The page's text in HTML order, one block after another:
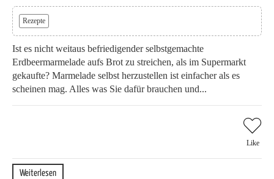
Rezepte
Ist es nicht weitaus befriedigender selbstgemachte
Erdbeermarmelade aufs Brot zu streichen, als im Supermarkt
gekaufte? Marmelade selbst herzustellen ist einfacher als es
scheinen mag. Alles was Sie dafür brauchen und...
Like
Weiterlesen